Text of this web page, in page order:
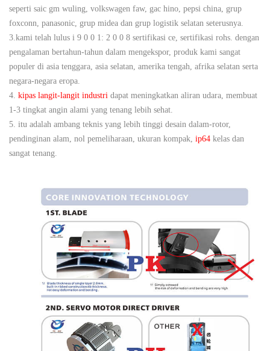
seperti saic gm wuling, volkswagen faw, gac hino, pepsi china, grup
foxconn, panasonic, grup midea dan grup logistik selatan seterusnya.
3.kami telah lulus i 9 0 0 1: 2 0 0 8 sertifikasi ce, sertifikasi rohs. dengan
pengalaman bertahun-tahun dalam mengekspor, produk kami sangat
populer di asia tenggara, asia selatan, amerika tengah, afrika selatan serta
negara-negara eropa.
4. kipas langit-langit industri dapat meningkatkan aliran udara, membuat
1-3 tingkat angin alami yang tenang lebih sehat.
5. itu adalah ambang teknis yang lebih tinggi desain dalam-rotor,
pendinginan alam, nol pemeliharaan, ukuran kompak, ip64 kelas dan
sangat tenang.